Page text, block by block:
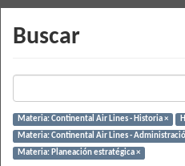
Buscar
Materia: Continental Air Lines - Historia ×
Materia: Continental Air Lines -
Materia: Planeación estratégica ×